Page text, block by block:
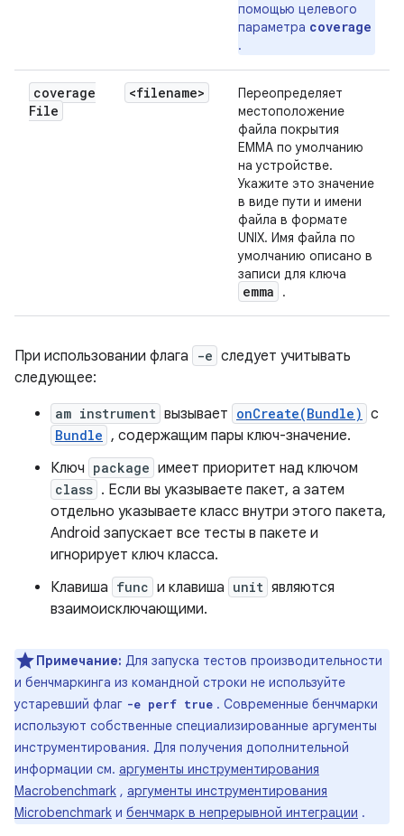
помощью целевого
параметра coverage
.
coverage
File
<filename>
Переопределяет
местоположение
файла покрытия
EMMA по умолчанию
на устройстве.
Укажите это значение
в виде пути и имени
файла в формате
UNIX. Имя файла по
умолчанию описано в
записи для ключа
emma .
При использовании флага -e следует учитывать
следующее:
am instrument вызывает onCreate(Bundle) с
Bundle , содержащим пары ключ-значение.
Ключ package имеет приоритет над ключом
class . Если вы указываете пакет, а затем
отдельно указываете класс внутри этого пакета,
Android запускает все тесты в пакете и
игнорирует ключ класса.
Клавиша func и клавиша unit являются
взаимоисключающими.
Примечание: Для запуска тестов производительности
и бенчмаркинга из командной строки не используйте
устаревший флаг -e perf true . Современные бенчмарки
используют собственные специализированные аргументы
инструментирования. Для получения дополнительной
информации см. аргументы инструментирования
Macrobenchmark , аргументы инструментирования
Microbenchmark и бенчмарк в непрерывной интеграции .